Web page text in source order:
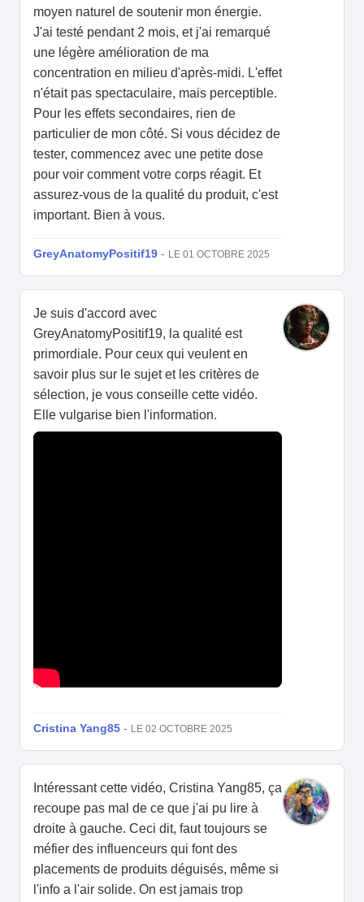
moyen naturel de soutenir mon énergie.
J'ai testé pendant 2 mois, et j'ai remarqué
une légère amélioration de ma
concentration en milieu d'après-midi. L'effet
n'était pas spectaculaire, mais perceptible.
Pour les effets secondaires, rien de
particulier de mon côté. Si vous décidez de
tester, commencez avec une petite dose
pour voir comment votre corps réagit. Et
assurez-vous de la qualité du produit, c'est
important. Bien à vous.
GreyAnatomyPositif19 - LE 01 OCTOBRE 2025
Je suis d'accord avec
GreyAnatomyPositif19, la qualité est
primordiale. Pour ceux qui veulent en
savoir plus sur le sujet et les critères de
sélection, je vous conseille cette vidéo.
Elle vulgarise bien l'information.
Cristina Yang85 - LE 02 OCTOBRE 2025
Intéressant cette vidéo, Cristina Yang85, ça
recoupe pas mal de ce que j'ai pu lire à
droite à gauche. Ceci dit, faut toujours se
méfier des influenceurs qui font des
placements de produits déguisés, même si
l'info a l'air solide. On est jamais trop